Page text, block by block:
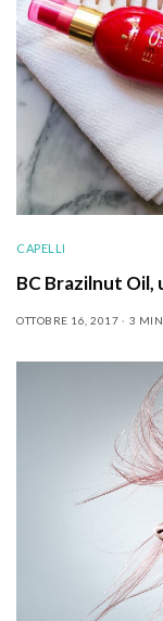
CAPELLI
BC Brazilnut
OTTOBRE 16, 2017 3